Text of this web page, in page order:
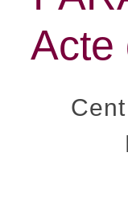
Acte